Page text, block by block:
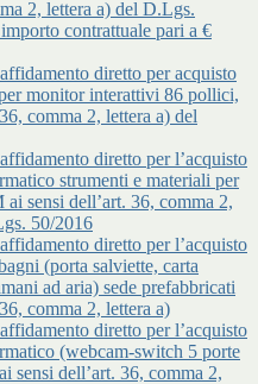
2, lettera a) del D.Lgs.
contrattuale pari a €
diretto per acquisto
monitor interattivi 86 pollici,
comma 2, lettera a) del
diretto per l’acquisto
strumenti e materiali per
sensi dell’art. 36, comma 2,
50/2016
diretto per l’acquisto
(porta salviette, carta
ad aria) sede prefabbricati
comma 2, lettera a)
diretto per l’acquisto
(webcam-switch 5 porte
sensi dell’art. 36, comma 2,